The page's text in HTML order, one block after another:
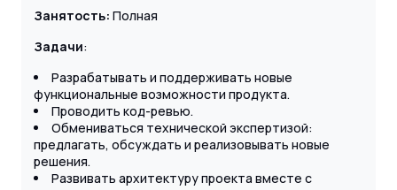
Занятость: Полная
Задачи:
Разрабатывать и поддерживать новые
функциональные возможности продукта.
Проводить код-ревью.
Обмениваться технической экспертизой:
предлагать, обсуждать и реализовывать новые
решения.
Развивать архитектуру проекта вместе с